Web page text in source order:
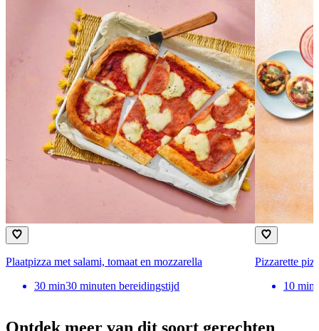
Plaatpizza met salami, tomaat en mozzarella
30 min30 minuten bereidingstijd
Pizzarette
10 min